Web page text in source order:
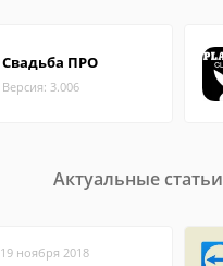
Свадьба ПРО
Версия: 3.006
Актуальные статьи
19 ноября 2018